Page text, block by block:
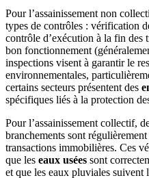
Pour l’assainissement non
types de contrôles : vérification
contrôle d’exécution à la fin des
bon fonctionnement
inspections visent à garantir le
environnementales,
certains secteurs présentent des
spécifiques liés à la protection
Pour l’assainissement collectif,
branchements sont
transactions immobilières. Ces
que les eaux usées sont
et que les eaux pluviales suivent